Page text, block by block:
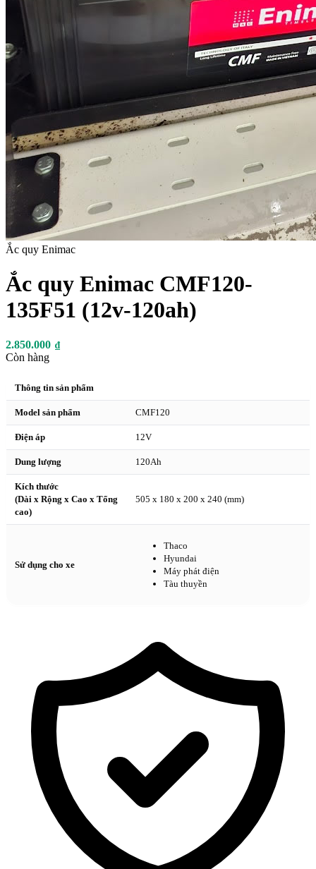
Ắc quy Enimac
Ắc quy Enimac CMF120-
135F51 (12v-120ah)
2.850.000 ₫
Còn hàng
Thông tin sản phẩm
Model sản phẩm CMF120
Điện áp 12V
Dung lượng 120Ah
Kích thước
(Dài x Rộng x Cao x Tổng
cao)
505 x 180 x 200 x 240 (mm)
Sử dụng cho xe
Thaco
Hyundai
Máy phát điện
Tàu thuyền